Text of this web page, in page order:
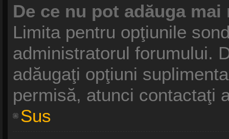
De ce nu pot adăuga
Limita pentru opţiunile
administratorul forumului.
adăugaţi opţiuni
permisă, atunci contactaţi
Sus